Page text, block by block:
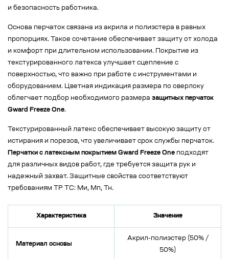
и безопасность работника.
Основа перчаток связана из акрила и полиэстера в равных
пропорциях. Такое сочетание обеспечивает защиту от холода
и комфорт при длительном использовании. Покрытие из
текстурированного латекса улучшает сцепление с
поверхностью, что важно при работе с инструментами и
оборудованием. Цветная индикация размера по оверлоку
облегчает подбор необходимого размера защитных перчаток
Gward Freeze One.
Текстурированный латекс обеспечивает высокую защиту от
истирания и порезов, что увеличивает срок службы перчаток.
Перчатки с латексным покрытием Gward Freeze One подходят
для различных видов работ, где требуется защита рук и
надежный захват. Защитные свойства соответствуют
требованиям ТР ТС: Ми, Мп, Тн.
Характеристика Значение
Материал основы
Акрил-полиэстер (50% /
50%)